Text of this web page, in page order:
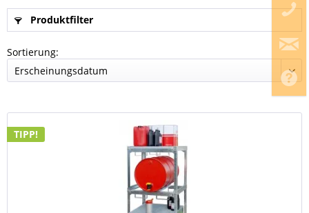
Produktfilter
Sortierung:
TIPP!